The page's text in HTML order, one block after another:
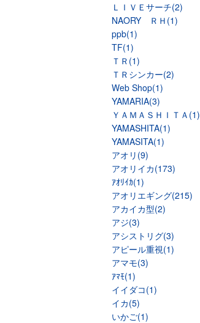
ＬＩＶＥサーチ(2)
NAORY ＲＨ(1)
ppb(1)
TF(1)
ＴＲ(1)
ＴＲシンカー(2)
Web Shop(1)
YAMARIA(3)
ＹＡＭＡＳＨＩＴＡ(1)
YAMASHITA(1)
YAMASITA(1)
アオリ(9)
アオリイカ(173)
ｱｵﾘｲｶ(1)
アオリエギング(215)
アカイカ型(2)
アジ(3)
アシストリグ(3)
アピール重視(1)
アマモ(3)
ｱﾏﾓ(1)
イイダコ(1)
イカ(5)
いかご(1)